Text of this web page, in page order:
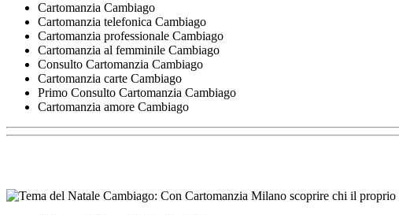
Cartomanzia Cambiago
Cartomanzia telefonica Cambiago
Cartomanzia professionale Cambiago
Cartomanzia al femminile Cambiago
Consulto Cartomanzia Cambiago
Cartomanzia carte Cambiago
Primo Consulto Cartomanzia Cambiago
Cartomanzia amore Cambiago